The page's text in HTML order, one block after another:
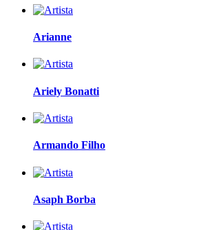
Arianne
Ariely Bonatti
Armando Filho
Asaph Borba